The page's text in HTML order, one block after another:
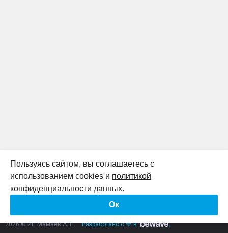
Пользуясь сайтом, вы соглашаетесь с
использованием cookies и политикой
конфиденциальности данных.
Ок
К началу страницы
Согласие на обработку персональных данных
2026 © ИП Мамаев А. Н.
Разработано с 💙 в